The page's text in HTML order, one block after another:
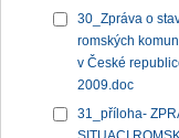
30_Zpráva o
romských
v České
2009.doc
31_příloha-